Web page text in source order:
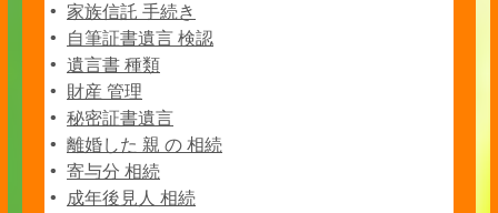
家族信託 手続き
自筆証書遺言 検認
遺言書 種類
財産 管理
秘密証書遺言
離婚した 親 の 相続
寄与分 相続
成年後見人 相続